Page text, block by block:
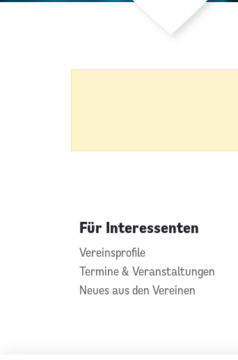
Für Interessenten
Vereinsprofile
Termine & Veranstaltungen
Neues aus den Vereinen